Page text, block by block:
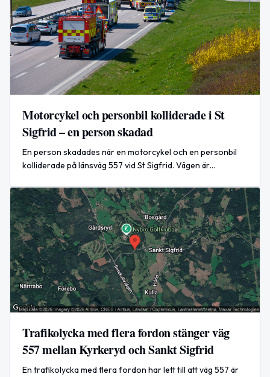
Motorcykel och personbil kolliderade i St
Sigfrid – en person skadad
En person skadades när en motorcykel och en personbil
kolliderade på länsväg 557 vid St Sigfrid. Vägen är
Trafikolycka med flera fordon stänger väg
557 mellan Kyrkeryd och Sankt Sigfrid
En trafikolycka med flera fordon har lett till att väg 557 är